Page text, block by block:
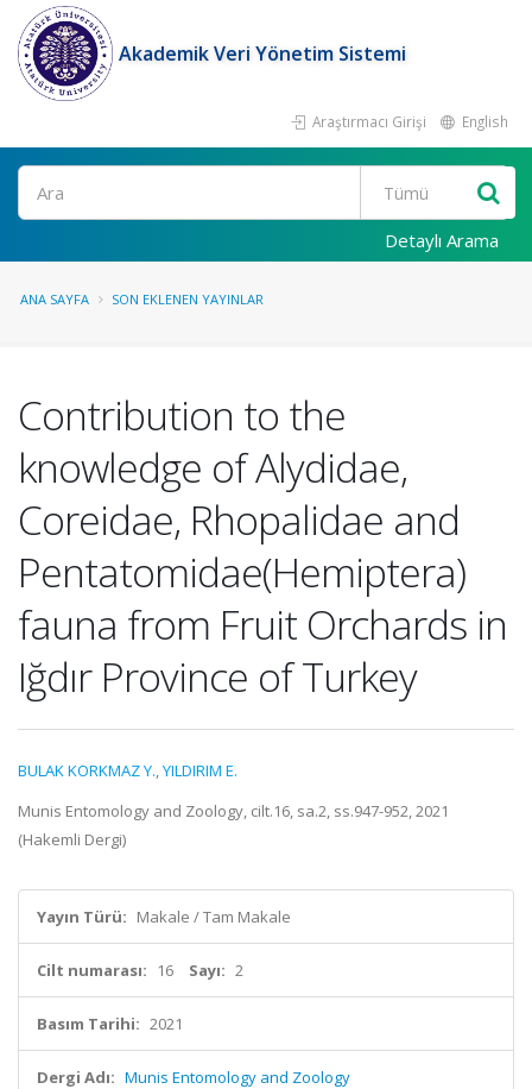
Akademik Veri Yönetim Sistemi
Araştırmacı Girişi English
Ara
Detaylı Arama
ANA SAYFA SON EKLENEN YAYINLAR
Contribution to the
knowledge of Alydidae,
Coreidae, Rhopalidae and
Pentatomidae(Hemiptera)
fauna from Fruit Orchards in
Iğdır Province of Turkey
BULAK KORKMAZ Y.,YILDIRIM E.
Munis Entomology and Zoology, cilt.16, sa.2, ss.947-952, 2021
(Hakemli Dergi)
Yayın Türü: Makale / Tam Makale
Cilt numarası: 16 Sayı: 2
Basım Tarihi: 2021
Dergi Adı: Munis Entomology and Zoology